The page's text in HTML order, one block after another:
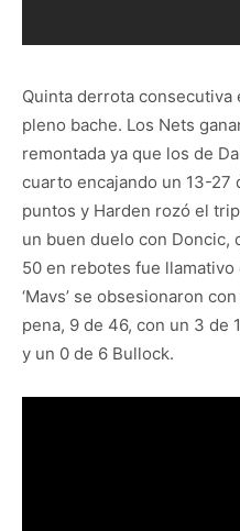
Quinta derrota consecutiva
pleno bache. Los Nets
remontada ya que los de
cuarto encajando un 13-27
puntos y Harden rozó el
un buen duelo con Doncic,
50 en rebotes fue
‘Mavs’ se obsesionaron
pena, 9 de 46, con un 3 de
y un 0 de 6 Bullock.